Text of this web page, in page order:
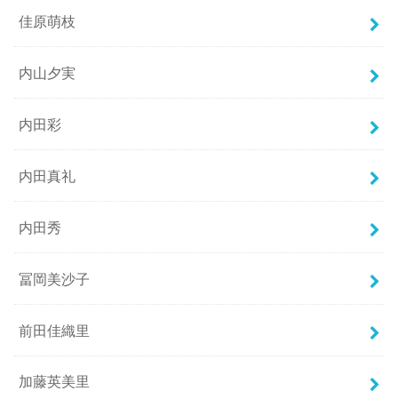
佳原萌枝
内山夕実
内田彩
内田真礼
内田秀
冨岡美沙子
前田佳織里
加藤英美里